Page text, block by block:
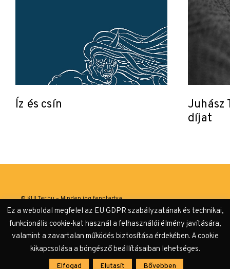
Íz és csín
Juhász
díjat
© KULTer.hu – Minden jog fenntartva
Adatvédelmi tájékoztató
Ez a weboldal megfelel az EU GDPR szabályzatának és technikai,
funkcionális cookie-kat használ a felhasználói élmény javítására,
valamint a zavartalan működés biztosítása érdekében. A cookie
kikapcsolása a böngésző beállításaiban lehetséges.
Elfogad Elutasít Bővebben